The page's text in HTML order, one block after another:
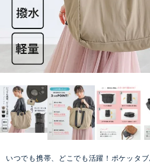
いつでも携帯、どこでも活躍！ポケッタブ